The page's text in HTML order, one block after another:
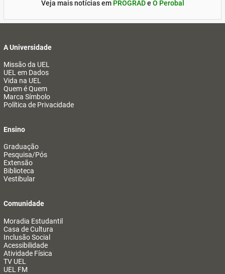
Veja mais notícias em PROGRADe O Perobal
A Universidade
Missão da UEL
UEL em Dados
Vida na UEL
Quem é Quem
Marca Símbolo
Política de Privacidade
Ensino
Graduação
Pesquisa/Pós
Extensão
Biblioteca
Vestibular
Comunidade
Moradia Estudantil
Casa de Cultura
Inclusão Social
Acessibilidade
Atividade Física
TV UEL
UEL FM